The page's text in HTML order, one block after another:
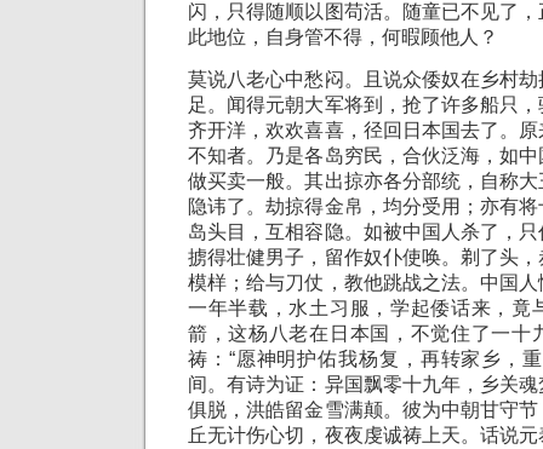
闪，只得随顺以图苟活。随童已不见了
此地位，自身管不得，何暇顾他人？
莫说八老心中愁闷。且说众倭奴在乡村
足。闻得元朝大军将到，抢了许多船只
齐开洋，欢欢喜喜，径回日本国去了。
不知者。乃是各岛穷民，合伙泛海，如
做买卖一般。其出掠亦各分部统，自称
隐讳了。劫掠得金帛，均分受用；亦有
岛头目，互相容隐。如被中国人杀了，
掳得壮健男子，留作奴仆使唤。剃了头
模样；给与刀仗，教他跳战之法。中国
一年半载，水土习服，学起倭话来，竟
箭，这杨八老在日本国，不觉住了一十
祷：“愿神明护佑我杨复，再转家乡，
间。有诗为证：异国飘零十九年，乡关
俱脱，洪皓留金雪满颠。彼为中朝甘守
丘无计伤心切，夜夜虔诚祷上天。话说